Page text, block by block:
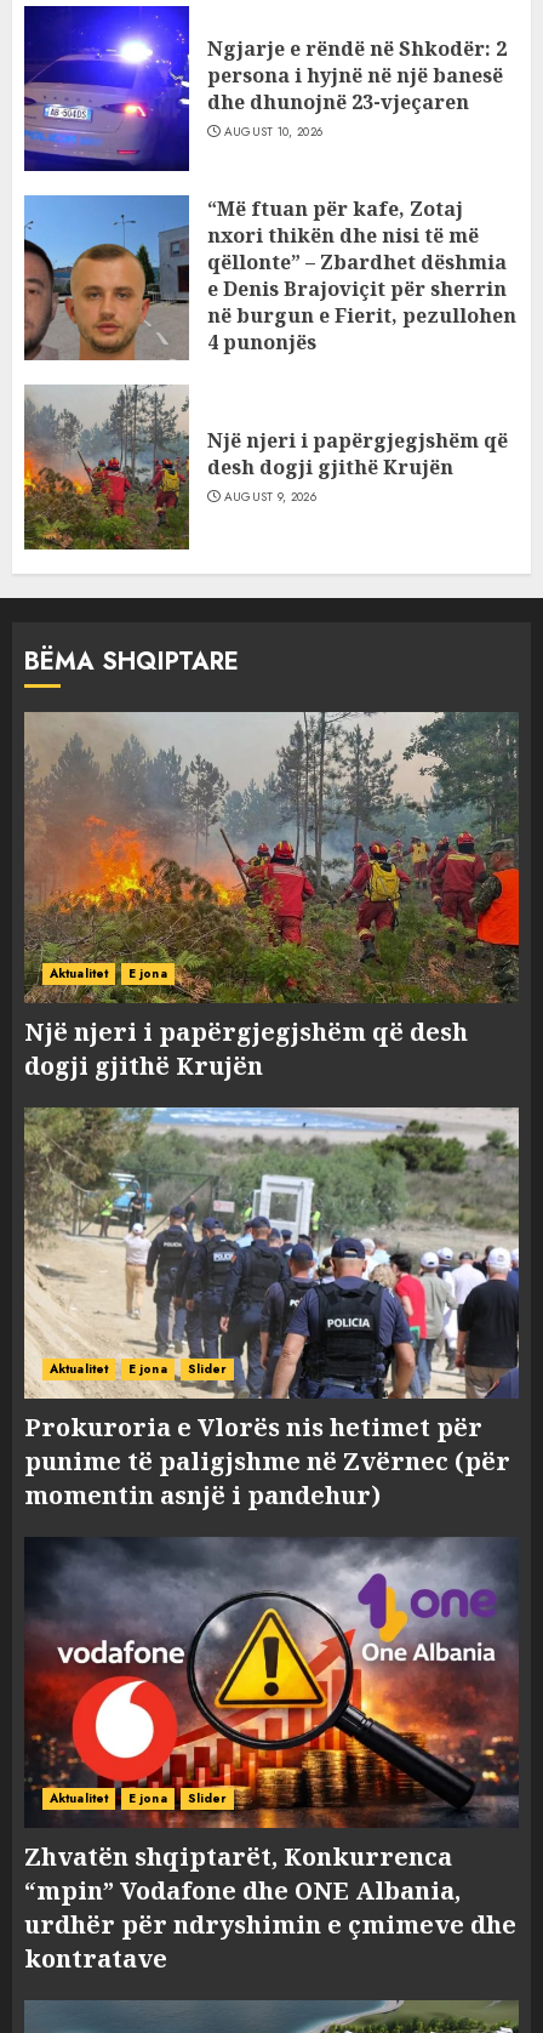
Ngjarje e rëndë në Shkodër: 2
persona i hyjnë në një banesë
dhe dhunojnë 23-vjeçaren
AUGUST 10, 2026
“Më ftuan për kafe, Zotaj
nxori thikën dhe nisi të më
qëllonte” – Zbardhet dëshmia
e Denis Brajoviçit për sherrin
në burgun e Fierit, pezullohen
4 punonjës
Një njeri i papërgjegjshëm që
desh dogji gjithë Krujën
AUGUST 9, 2026
BËMA SHQIPTARE
Aktualitet E jona
Një njeri i papërgjegjshëm që desh
dogji gjithë Krujën
Aktualitet E jona Slider
Prokuroria e Vlorës nis hetimet për
punime të paligjshme në Zvërnec (për
momentin asnjë i pandehur)
Aktualitet E jona Slider
Zhvatën shqiptarët, Konkurrenca
“mpin” Vodafone dhe ONE Albania,
urdhër për ndryshimin e çmimeve dhe
kontratave